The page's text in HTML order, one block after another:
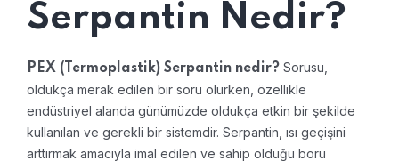
Serpantin Nedir?
PEX (Termoplastik) Serpantin nedir? Sorusu,
oldukça merak edilen bir soru olurken, özellikle
endüstriyel alanda günümüzde oldukça etkin bir şekilde
kullanılan ve gerekli bir sistemdir. Serpantin, ısı geçişini
arttırmak amacıyla imal edilen ve sahip olduğu boru